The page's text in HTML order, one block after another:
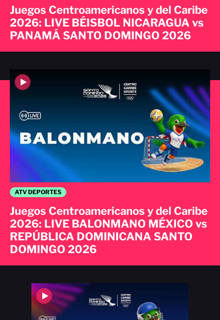
ATV DEPORTES
Juegos Centroamericanos y del Caribe
2026: LIVE BALONMANO MÉXICO vs
REPÚBLICA DOMINICANA SANTO
DOMINGO 2026
Juegos Centroamericanos y del Caribe
2026: LIVE BÉISBOL NICARAGUA vs
PANAMÁ SANTO DOMINGO 2026